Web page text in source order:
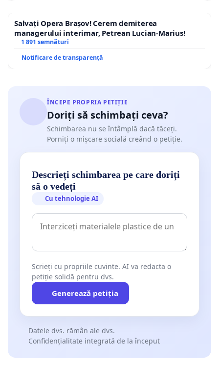
Salvați Opera Brașov! Cerem demiterea
managerului interimar, Petrean Lucian-Marius!
1 891 semnături
Notificare de transparență
ÎNCEPE PROPRIA PETIȚIE
Doriți să schimbați ceva?
Schimbarea nu se întâmplă dacă tăceți.
Porniți o mișcare socială creând o petiție.
Descrieți schimbarea pe care doriți
să o vedeți
Cu tehnologie AI
Scrieți cu propriile cuvinte. AI va redacta o
petiție solidă pentru dvs.
Generează petiția
Datele dvs. rămân ale dvs.
Confidențialitate integrată de la început